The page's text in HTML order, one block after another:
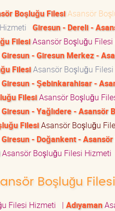
Boşluğu FilesiAsansör
Giresun - Dereli -
FilesiAsansör Boşluğu Filesi
Giresun - Giresun Merkez -
FilesiAsansör Boşluğu
Giresun - Şebinkarahisar -
FilesiAsansör Boşluğu
Giresun - Yağlıdere - Asansör
FilesiAsansör Boşluğu
Giresun - Doğankent -
Asansör Boşluğu Filesi Hizmeti
Boşluğu
Filesi Hizmeti | Adıyaman